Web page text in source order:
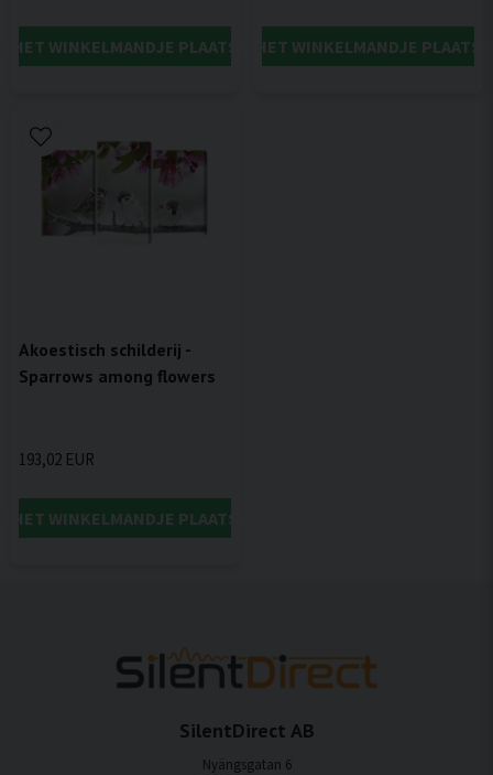
HET WINKELMANDJE PLAATSENIN HET WINKELMANDJE
Akoestisch schilderij -
Sparrows among flowers
193,02 EUR
HET WINKELMANDJE PLAATSEN
SilentDirect AB
Nyängsgatan 6